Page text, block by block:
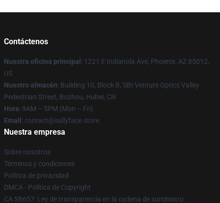
Contáctenos
Nuestra oficina principal : 1221 E Indianola Ave, Phoenix, AZ 85012,
US
Nuestro almacén: Building 10, Block B, SBI Venture Optics Valley
Pedestrian Street, Bozhou, Hubei, CN
Hora: 9AM – 5PM (Mon – Fri)
Email : contact@sallyface.store
Nuestra empresa
Sobre nosotros
Términos y condiciones
Política de privacidad
DMCA - Política de Copyright
CA SB657: Ley de transparencia en la cadena de suministro